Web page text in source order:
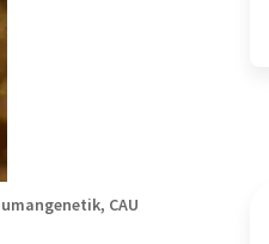
CAU